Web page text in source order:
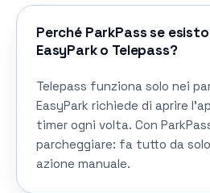
Perché ParkPass se
EasyPark o Telepass?
Telepass funziona solo nei
EasyPark richiede di aprire
timer ogni volta. Con
parcheggiare: fa tutto da
azione manuale.